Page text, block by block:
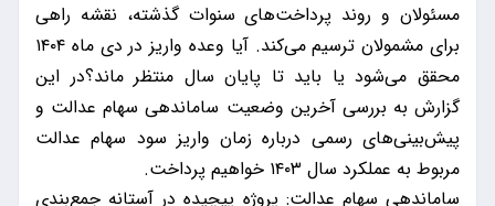
مسئولان و روند پرداخت‌های سنوات گذشته، نقشه راهی
برای مشمولان ترسیم می‌کند. آیا وعده واریز در دی ماه ۱۴۰۴
محقق می‌شود یا باید تا پایان سال منتظر ماند؟در این
گزارش به بررسی آخرین وضعیت ساماندهی سهام عدالت و
پیش‌بینی‌های رسمی درباره زمان واریز سود سهام عدالت
مربوط به عملکرد سال ۱۴۰۳ خواهیم پرداخت.
ساماندهی سهام عدالت: پروژه پیچیده در آستانه جمع‌بندی